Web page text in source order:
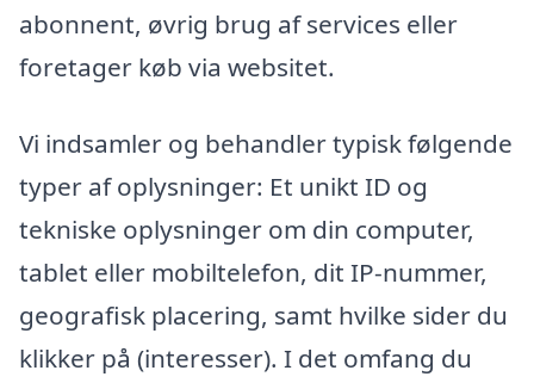
abonnent, øvrig brug af services eller
foretager køb via websitet.
Vi indsamler og behandler typisk følgende
typer af oplysninger: Et unikt ID og
tekniske oplysninger om din computer,
tablet eller mobiltelefon, dit IP-nummer,
geografisk placering, samt hvilke sider du
klikker på (interesser). I det omfang du